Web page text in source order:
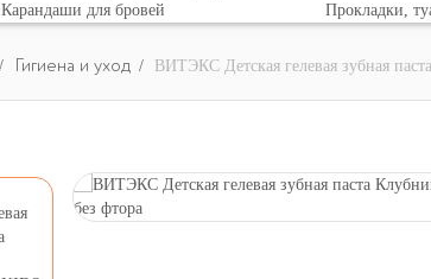
Карандаши для бровей
Прокладки,
Гигиена и уход ВИТЭКС Детская гелевая зубная